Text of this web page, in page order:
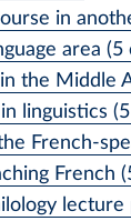
in
area (5
the Middle
linguistics
French-
French
lecture